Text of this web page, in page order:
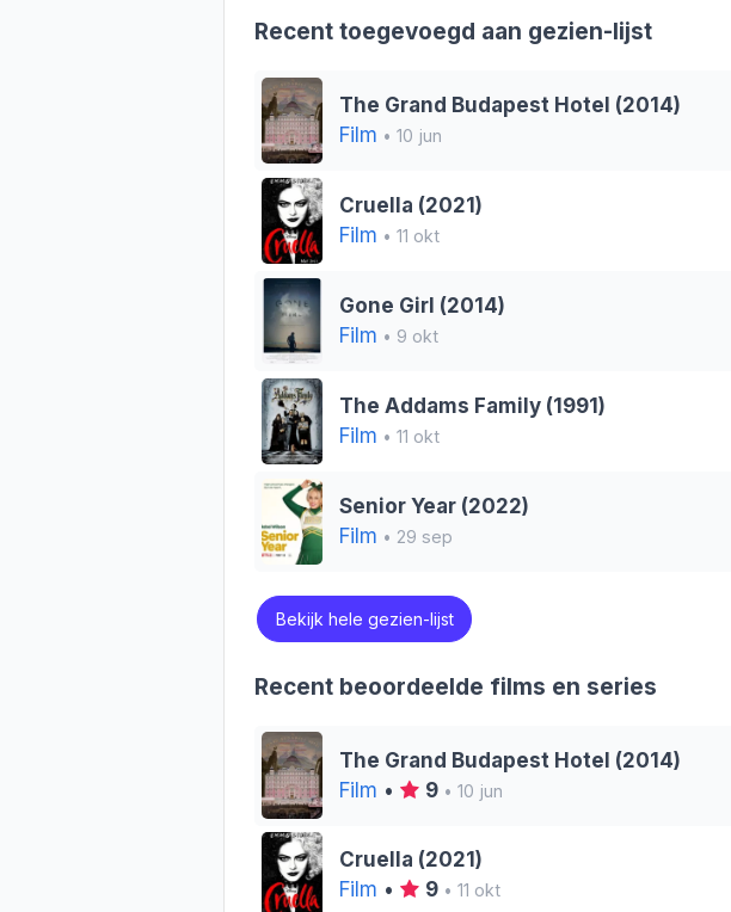
Recent toegevoegd aan gezien-lijst
The Grand Budapest Hotel (2014)
Film • 10 jun
Cruella (2021)
Film • 11 okt
Gone Girl (2014)
Film • 9 okt
The Addams Family (1991)
Film • 11 okt
Senior Year (2022)
Film • 29 sep
Bekijk hele gezien-lijst
Recent beoordeelde films en series
The Grand Budapest Hotel (2014)
Film • 9• 10 jun
Cruella (2021)
Film • 9• 11 okt